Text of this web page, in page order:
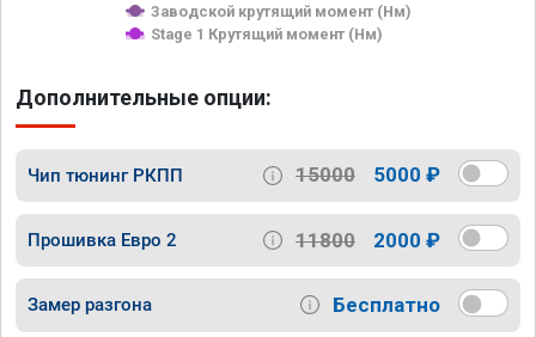
Заводской крутящий момент (Нм)
Stage 1 Крутящий момент (Нм)
Дополнительные опции:
Чип тюнинг РКПП 15000 5000 ₽
Прошивка Евро 2 11800 2000 ₽
Замер разгона Бесплатно